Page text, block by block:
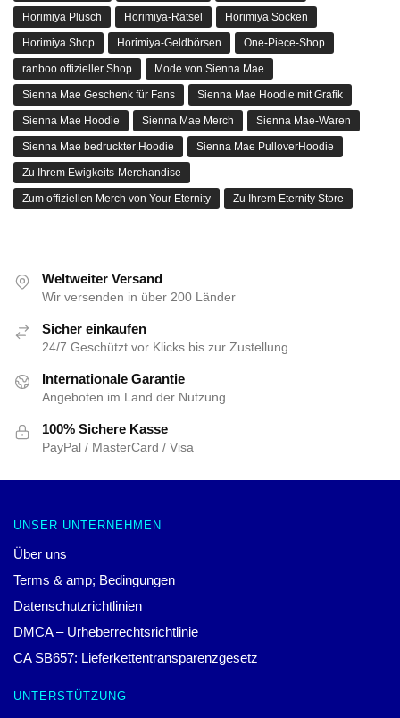
Horimiya Plüsch Horimiya-Rätsel Horimiya Socken
Horimiya Shop Horimiya-Geldbörsen One-Piece-Shop
ranboo offizieller Shop Mode von Sienna Mae
Sienna Mae Geschenk für Fans Sienna Mae Hoodie mit Grafik
Sienna Mae Hoodie Sienna Mae Merch Sienna Mae-Waren
Sienna Mae bedruckter Hoodie Sienna Mae PulloverHoodie
Zu Ihrem Ewigkeits-Merchandise
Zum offiziellen Merch von Your Eternity Zu Ihrem Eternity Store
Weltweiter Versand
Wir versenden in über 200 Länder
Sicher einkaufen
24/7 Geschützt vor Klicks bis zur Zustellung
Internationale Garantie
Angeboten im Land der Nutzung
100% Sichere Kasse
PayPal / MasterCard / Visa
UNSER UNTERNEHMEN
Über uns
Terms & amp; Bedingungen
Datenschutzrichtlinien
DMCA – Urheberrechtsrichtlinie
CA SB657: Lieferkettentransparenzgesetz
UNTERSTÜTZUNG